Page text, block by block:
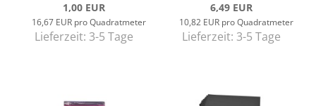
1,00 EUR
16,67 EUR pro Quadratmeter
Lieferzeit: 3-5 Tage
6,49 EUR
10,82 EUR pro Quadratmeter
Lieferzeit: 3-5 Tage